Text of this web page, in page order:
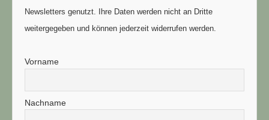
Newsletters genutzt. Ihre Daten werden nicht an Dritte
weitergegeben und können jederzeit widerrufen werden.
Vorname
Nachname